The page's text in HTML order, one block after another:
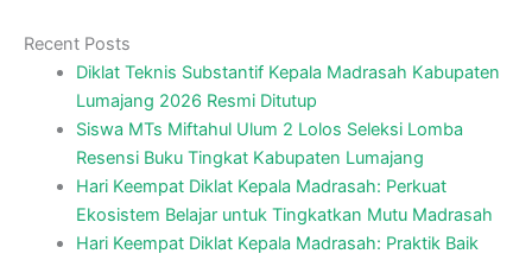
Recent Posts
Diklat Teknis Substantif Kepala Madrasah Kabupaten
Lumajang 2026 Resmi Ditutup
Siswa MTs Miftahul Ulum 2 Lolos Seleksi Lomba
Resensi Buku Tingkat Kabupaten Lumajang
Hari Keempat Diklat Kepala Madrasah: Perkuat
Ekosistem Belajar untuk Tingkatkan Mutu Madrasah
Hari Keempat Diklat Kepala Madrasah: Praktik Baik